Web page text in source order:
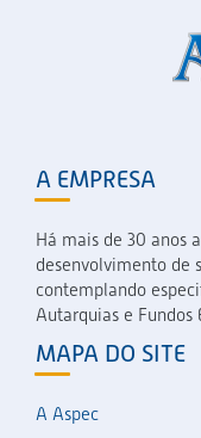
A EMPRESA
Há mais de 30 anos
desenvolvimento de
contemplando
Autarquias e Fundos
MAPA DO SITE
A Aspec